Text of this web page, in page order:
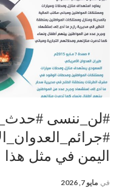
#لن_ننسى
اليمن في مثل هذا اليوم
في مايو 7, 2026